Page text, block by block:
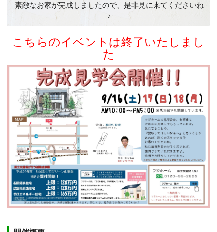
素敵なお家が完成しましたので、是非見に来てくださいね
♪
こちらのイベントは終了いたしまし
た